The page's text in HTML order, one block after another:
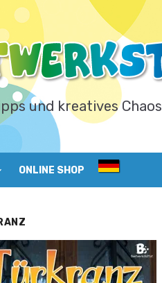
und kreatives Chaos
ONLINE SHOP